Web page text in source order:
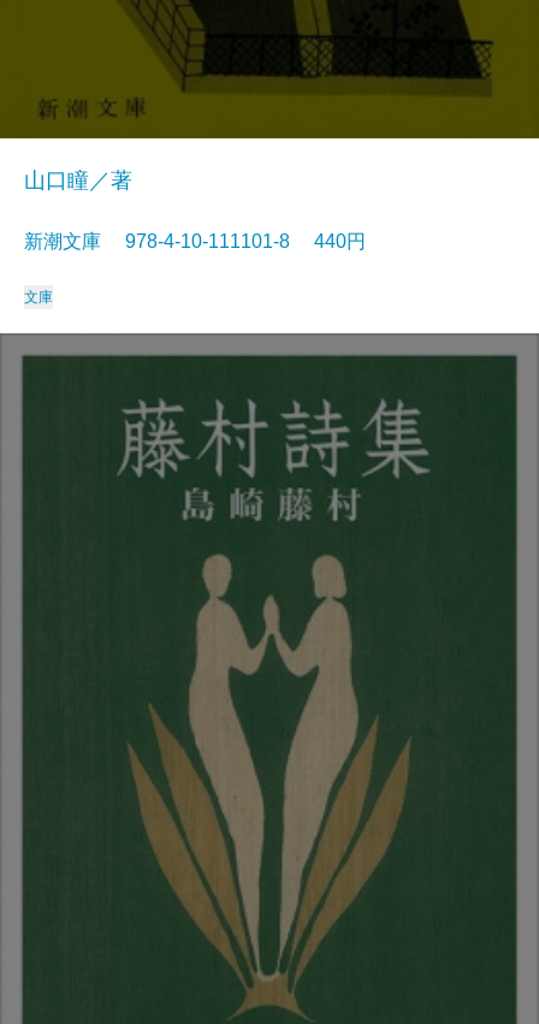
山口瞳／著
新潮文庫 978-4-10-111101-8 440円
文庫